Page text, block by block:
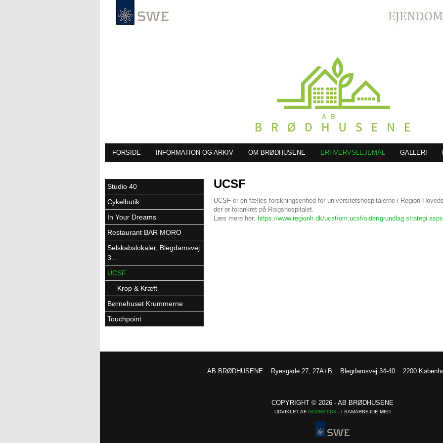
FORSIDE INFORMATION OG ARKIV OM BRØDHUSENE ERHVERVSLEJEMÅL GALLERI
Studio 40
Cykelbutik
In Your Dreams
Restaurant BAR MORO
Selskabslokaler, Blegdamsvej
3...
UCSF
Krop & Kræft
Børnehuset Krummerne
Touchpoint
UCSF
UCSF er en fælles forskningsenhed for universitetshospitalerne i Region
der er forankret på Risgshospitalet.
Læs mere her: https://www.regionh.dk/ucsf/om.ucsf/sider/grundlag.strategi.aspx
AB BRØDHUSENE Ryesgade 27, 27A+B Blegdamsvej 34-40 2200
COPYRIGHT © 2026 - AB BRØDHUSENE
UDVIKLET AF GO2NET.DK - I SAMARBEJDE MED